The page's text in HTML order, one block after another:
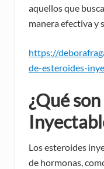
aquellos que
manera efectiva y
https://
de-esteroides-
¿Qué
Los esteroides
de hormonas,